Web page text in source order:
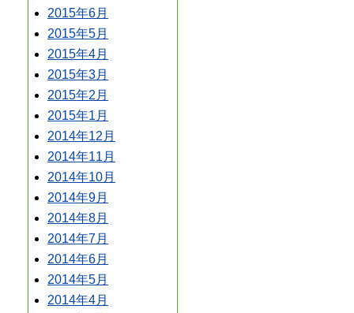
2015年6月
2015年5月
2015年4月
2015年3月
2015年2月
2015年1月
2014年12月
2014年11月
2014年10月
2014年9月
2014年8月
2014年7月
2014年6月
2014年5月
2014年4月